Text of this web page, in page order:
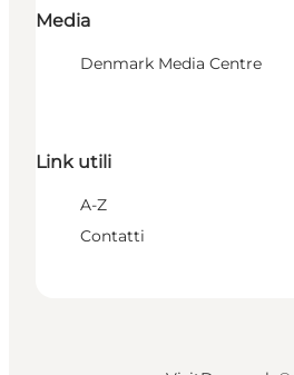
Media
Denmark Media Centre
Link utili
A-Z
Contatti